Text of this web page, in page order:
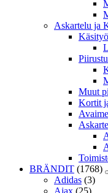
Askartelu ja
Muut
Kortit
BRÄNDIT (1768)
Adidas (3)